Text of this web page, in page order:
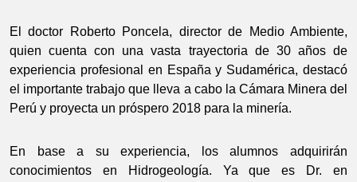
El doctor Roberto Poncela, director de Medio Ambiente,
quien cuenta con una vasta trayectoria de 30 años de
experiencia profesional en España y Sudamérica, destacó
el importante trabajo que lleva a cabo la Cámara Minera del
Perú y proyecta un próspero 2018 para la minería.
En base a su experiencia, los alumnos adquirirán
conocimientos en Hidrogeología. Ya que es Dr. en